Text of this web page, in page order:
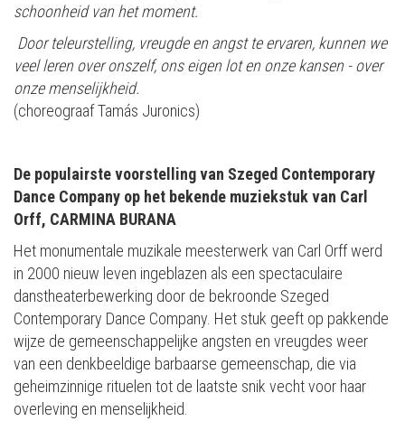
schoonheid van het moment.
Door teleurstelling, vreugde en angst te ervaren, kunnen we
veel leren over onszelf, ons eigen lot en onze kansen - over
onze menselijkheid.
(choreograaf Tamás Juronics)
De populairste voorstelling van Szeged Contemporary
Dance Company op het bekende muziekstuk van Carl
Orff, CARMINA BURANA
Het monumentale muzikale meesterwerk van Carl Orff werd
in 2000 nieuw leven ingeblazen als een spectaculaire
danstheaterbewerking door de bekroonde Szeged
Contemporary Dance Company. Het stuk geeft op pakkende
wijze de gemeenschappelijke angsten en vreugdes weer
van een denkbeeldige barbaarse gemeenschap, die via
geheimzinnige rituelen tot de laatste snik vecht voor haar
overleving en menselijkheid.